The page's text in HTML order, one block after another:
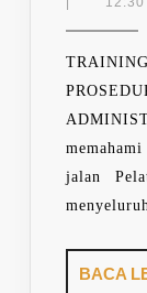
jalan
BACA